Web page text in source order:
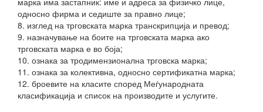
односно фирма и седиште за правно лице;
8. изглед на трговската марка транскрипција и превод;
9. назначување на боите на трговската марка ако
трговската марка е во боја;
10. ознака за тродимензионална трговска марка;
11. ознака за колективна, односно сертификатна марка;
12. броевите на класите според Меѓународната
класификација и список на производите и услугите.